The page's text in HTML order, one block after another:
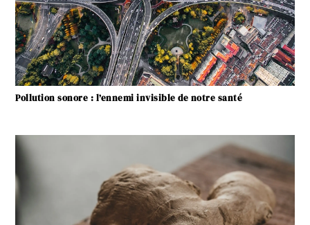
Pollution sonore : l’ennemi invisible de notre santé